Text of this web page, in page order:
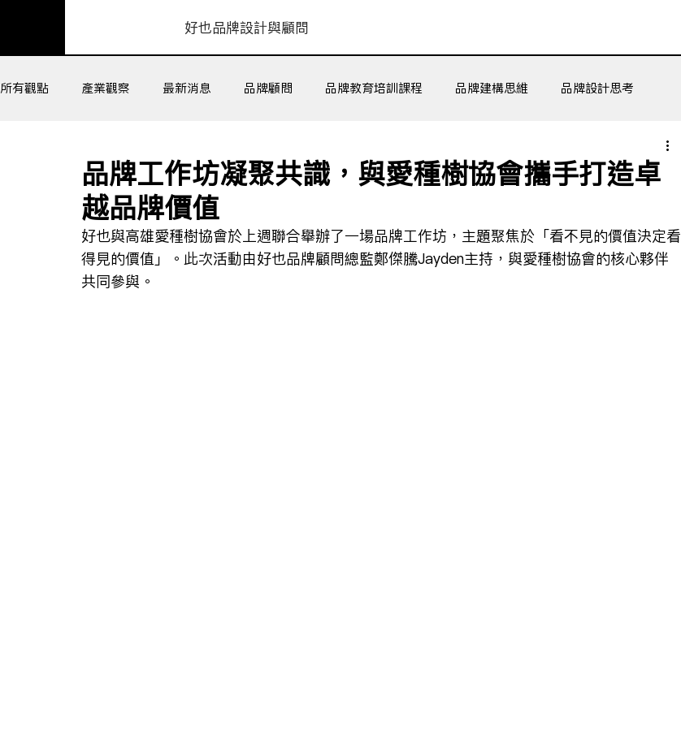
​好也品牌設計與顧問
所有觀點 產業觀察 最新消息 品牌顧問 品牌教育培訓課程 品牌建構思維 品牌設計思考
品牌工作坊凝聚共識，與愛種樹協會攜手打造卓
越品牌價值
好也與高雄愛種樹協會於上週聯合舉辦了一場品牌工作坊，主題聚焦於「看不見的價值決定看
得見的價值」。此次活動由好也品牌顧問總監鄭傑騰Jayden主持，與愛種樹協會的核心夥伴
共同參與。